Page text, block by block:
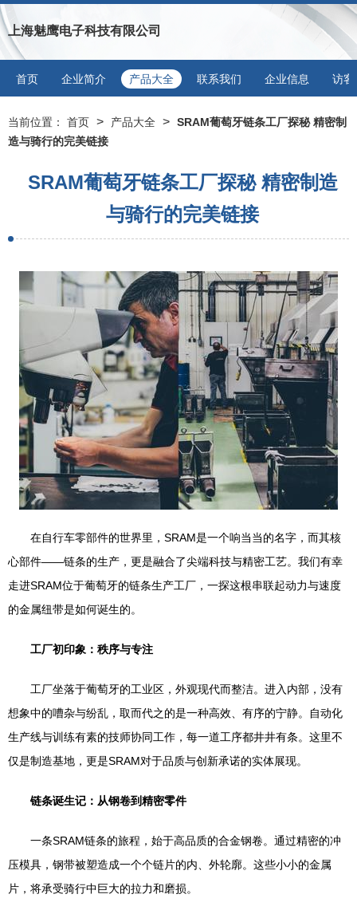
上海魅鹰电子科技有限公司
首页 企业简介 产品大全 联系我们 企业信息 访客
当前位置： 首页 > 产品大全 > SRAM葡萄牙链条工厂探秘 精密制
造与骑行的完美链接
SRAM葡萄牙链条工厂探秘 精密制造
与骑行的完美链接
在自行车零部件的世界里，SRAM是一个响当当的名字，而其核
心部件——链条的生产，更是融合了尖端科技与精密工艺。我们有幸
走进SRAM位于葡萄牙的链条生产工厂，一探这根串联起动力与速度
的金属纽带是如何诞生的。
工厂初印象：秩序与专注
工厂坐落于葡萄牙的工业区，外观现代而整洁。进入内部，没有
想象中的嘈杂与纷乱，取而代之的是一种高效、有序的宁静。自动化
生产线与训练有素的技师协同工作，每一道工序都井井有条。这里不
仅是制造基地，更是SRAM对于品质与创新承诺的实体展现。
链条诞生记：从钢卷到精密零件
一条SRAM链条的旅程，始于高品质的合金钢卷。通过精密的冲
压模具，钢带被塑造成一个个链片的内、外轮廓。这些小小的金属
片，将承受骑行中巨大的拉力和磨损。